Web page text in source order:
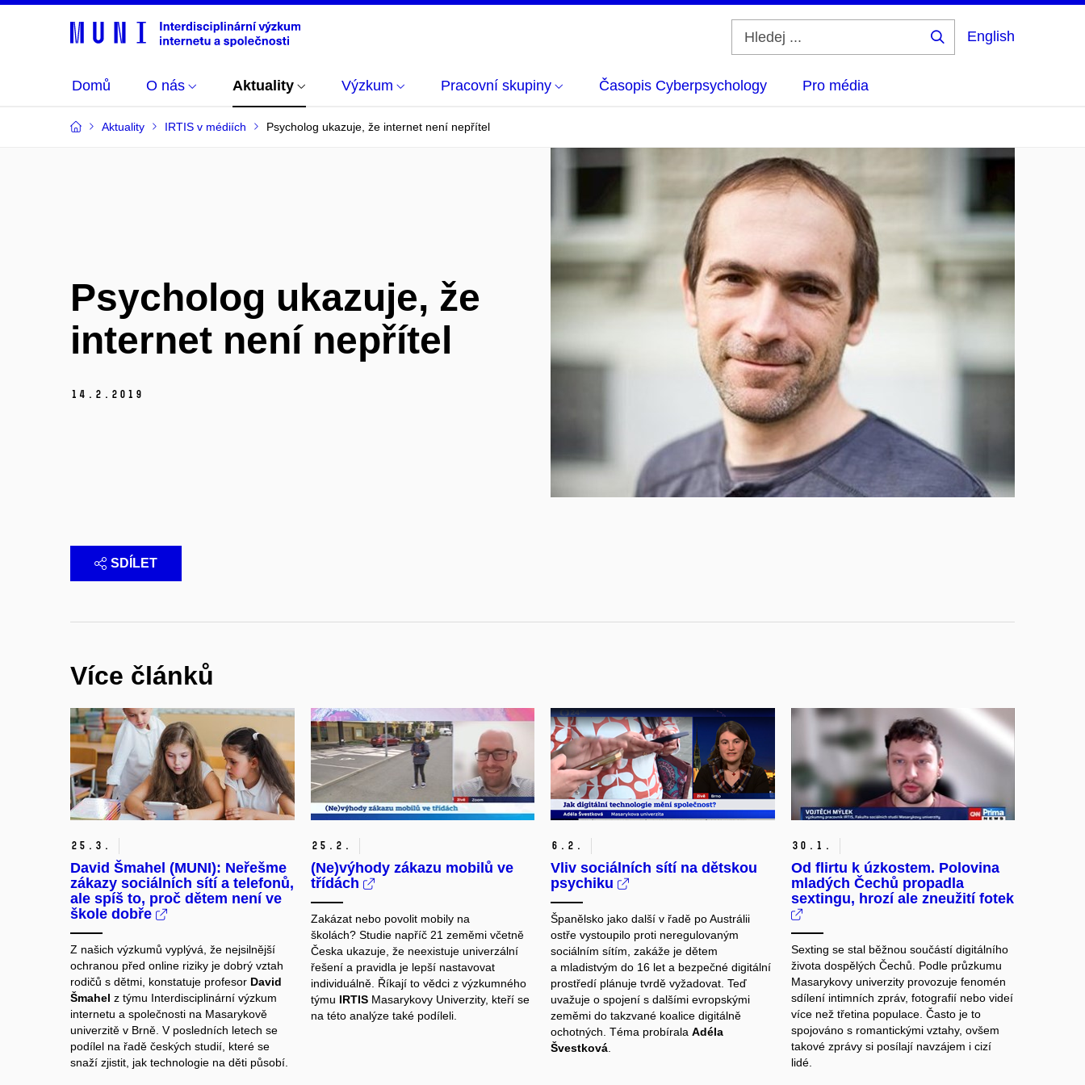
English
Domů O nás Aktuality Výzkum Pracovní skupiny Časopis Cyberpsychology Pro média
Aktuality IRTIS v médiích Psycholog ukazuje, že internet není nepřítel
Psycholog ukazuje, že
internet není nepřítel
14. 2. 2019
SDÍLET
Více článků
25. 3.
David Šmahel (MUNI): Neřešme
zákazy sociálních sítí a telefonů,
ale spíš to, proč dětem není ve
škole dobře
Z našich výzkumů vyplývá, že nejsilnější
ochranou před online riziky je dobrý vztah
rodičů s dětmi, konstatuje profesor David
Šmahel z týmu Interdisciplinární výzkum
internetu a společnosti na Masarykově
univerzitě v Brně. V posledních letech se
podílel na řadě českých studií, které se
snaží zjistit, jak technologie na děti působí.
25. 2.
(Ne)výhody zákazu mobilů ve
třídách
Zakázat nebo povolit mobily na
školách? Studie napříč 21 zeměmi včetně
Česka ukazuje, že neexistuje univerzální
řešení a pravidla je lepší nastavovat
individuálně. Říkají to vědci z výzkumného
týmu IRTISMasarykovy Univerzity, kteří se
na této analýze také podíleli.
6. 2.
Vliv sociálních sítí na dětskou
psychiku
Španělsko jako další v řadě po Austrálii
ostře vystoupilo proti neregulovaným
sociálním sítím, zakáže je dětem
a mladistvým do 16 let a bezpečné digitální
prostředí plánuje tvrdě vyžadovat. Teď
uvažuje o spojení s dalšími evropskými
zeměmi do takzvané koalice digitálně
ochotných. Téma probírala Adéla
Švestková
30. 1.
Od flirtu k úzkostem. Polovina
mladých Čechů propadla
sextingu, hrozí ale zneužití fotek
Sexting se stal běžnou součástí digitálního
života dospělých Čechů. Podle průzkumu
Masarykovy univerzity provozuje fenomén
sdílení intimních zpráv, fotografií nebo videí
více než třetina populace. Často je to
spojováno s romantickými vztahy, ovšem
takové zprávy si posílají navzájem i cizí
lidé.